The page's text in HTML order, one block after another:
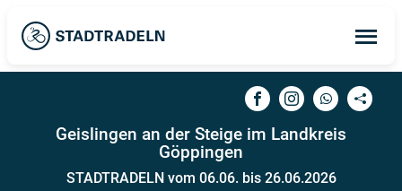
Geislingen an der Steige im Landkreis
Göppingen
STADTRADELN vom 06.06. bis 26.06.2026